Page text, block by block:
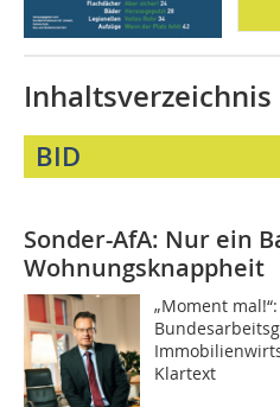
Inhaltsverzeichnis
BID
Sonder-AfA: Nur ein
Wohnungsknappheit
„Moment
Klartext